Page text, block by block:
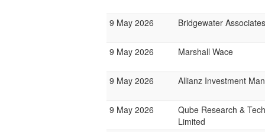
9 May 2026 Bridgewater Associates
9 May 2026 Marshall Wace
9 May 2026 Allianz Investment
9 May 2026
Qube Research &
Limited